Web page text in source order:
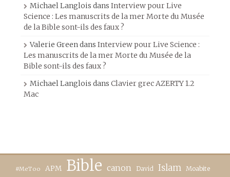
Michael Langlois dans Interview pour Live
Science : Les manuscrits de la mer Morte du Musée
de la Bible sont-ils des faux ?
Valerie Greendans Interview pour Live Science :
Les manuscrits de la mer Morte du Musée de la
Bible sont-ils des faux ?
Michael Langlois dans Clavier grec AZERTY 1.2
Mac
#MeToo APM Bible canon David Islam Moabite